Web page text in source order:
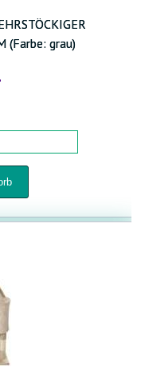
(Farbe: grau)